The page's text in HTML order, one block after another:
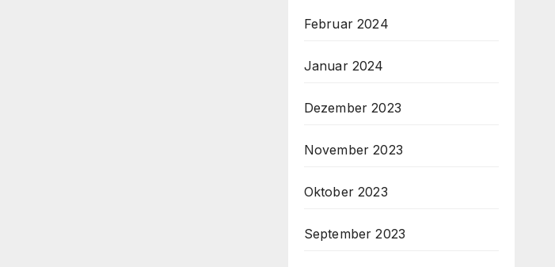
Februar 2024
Januar 2024
Dezember 2023
November 2023
Oktober 2023
September 2023